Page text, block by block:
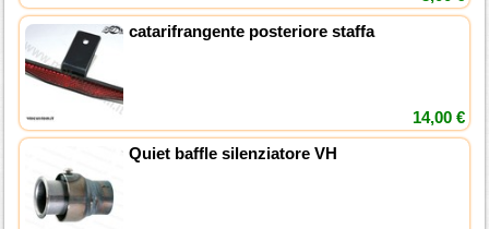
catarifrangente posteriore staffa
14,00 €
Quiet baffle silenziatore VH